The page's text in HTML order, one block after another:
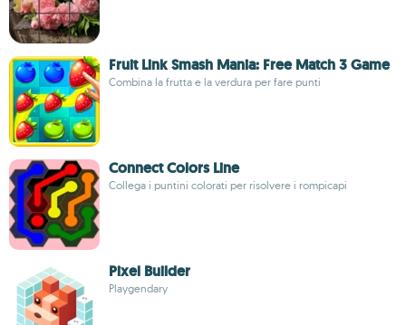
Fruit Link Smash Mania: Free Match 3 Game
Combina la frutta e la verdura per fare punti
Connect Colors Line
Collega i puntini colorati per risolvere i rompicapi
Pixel Builder
Playgendary